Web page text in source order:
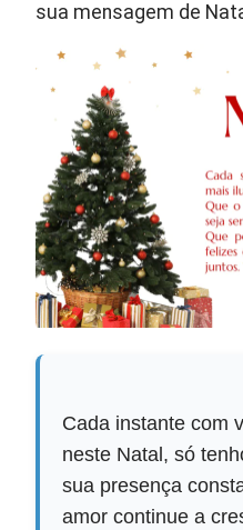
sua mensagem de
Cada instante com
neste Natal, só
sua presença
amor continue a